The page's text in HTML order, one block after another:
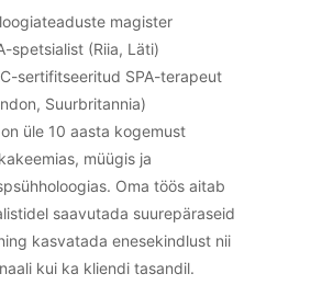
magister
spetsialist (Riia, Läti)
sertifitseeritud SPA-terapeut
Suurbritannia)
on üle 10 aasta kogemust
müügis ja
Oma töös aitab
saavutada suurepäraseid
kasvatada enesekindlust nii
kui ka kliendi tasandil.